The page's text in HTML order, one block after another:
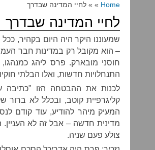
Home » » לחיי המדינה שבדרך
לחיי המדינה שבדרך
שמעוננו היקר היה היום בקהיר,
– הוא מקובל רק במדינות חבר
חוסני מובארק. פרס ליהג כמנהגו,
התנחלויות חדשות, ואלו הבלתי
לכנות את ההבטחה הזו "כתיבה
קליגרפיית קוטב, ובכלל לא
המעיק מיהר להודיע, עוד קודם
מדינית חדשה – אבל זה לא
צולע פעם שניה.